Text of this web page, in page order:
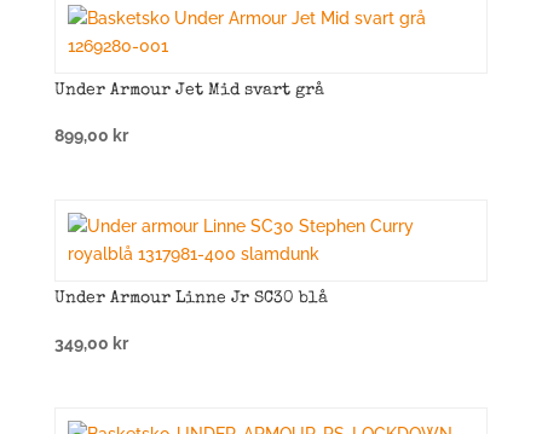
Under Armour Jet Mid svart grå
899,00 kr
Under Armour Linne Jr SC30 blå
349,00 kr